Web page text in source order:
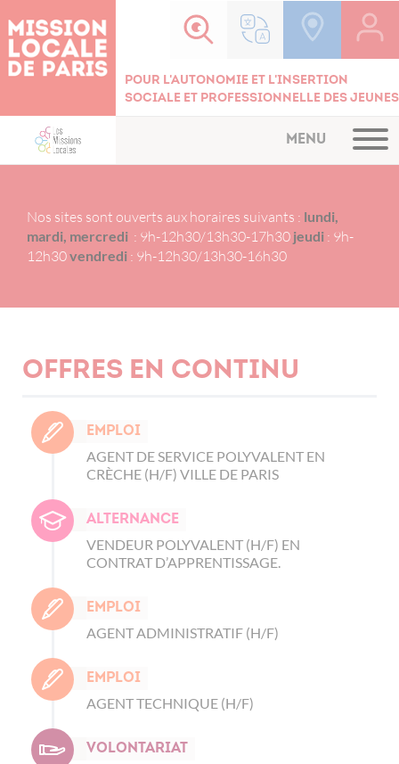
Pour l'autonomie et l'insertion
sociale et professionnelle des jeunes
MENU
Nos sites sont ouverts aux horaires suivants : lundi,
mardi, mercredi : 9h-12h30/13h30-17h30 jeudi : 9h-
12h30vendredi : 9h-12h30/13h30-16h30
Offres en continu
Emploi
AGENT DE SERVICE POLYVALENT EN
CRÈCHE (H/F) VILLE DE PARIS
Alternance
VENDEUR POLYVALENT (H/F) EN
CONTRAT D’APPRENTISSAGE.
Emploi
AGENT ADMINISTRATIF (H/F)
Emploi
AGENT TECHNIQUE (H/F)
Volontariat